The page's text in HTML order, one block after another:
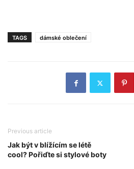
TAGS dámské oblečení
Previous article
Jak být v blížícím se létě
cool? Pořiďte si stylové boty